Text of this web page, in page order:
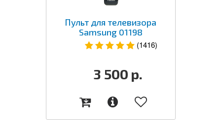
Пульт для телевизора
Samsung 01198
(1416)
3 500 р.